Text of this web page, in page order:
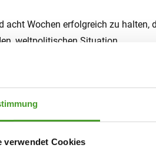
verwendet Cookies
Wochen erfolgreich zu
weltpolitischen Situation.
von 11,75 % nicht nur
verraten: Rohstoffe, Erdöl,
% Kursgewinne), dass
zulassen, einmal gekaufte